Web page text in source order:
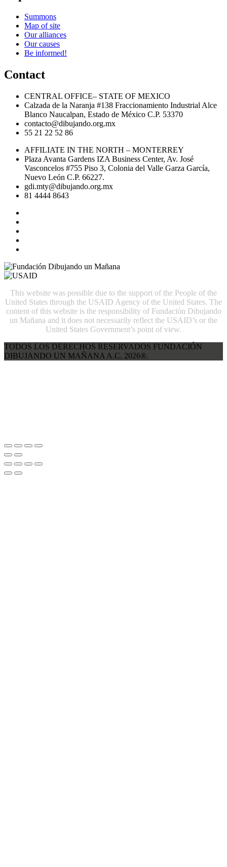
Summons
Map of site
Our alliances
Our causes
Be informed!
Contact
CENTRAL OFFICE– STATE OF MEXICO
Calzada de la Naranja #138 Fraccionamiento Industrial Alce
Blanco Naucalpan, Estado de México C.P. 53370
contacto@dibujando.org.mx
55 21 22 52 86
AFFILIATE IN THE NORTH – MONTERREY
Plaza Avanta Gardens IZA Business Center, Av. José
Vasconcelos #755 Piso 3, Colonia del Valle Garza García,
Nuevo León C.P. 66227.
gdi.mty@dibujando.org.mx
81 4444 8643
This website was possible due to the support of the People of the
United States through the USAID Agency of the United States. The
content of this website is the responsibility of Fundación Dibujando
un Mañana and it does not necessarily reflect the USAID’s or the
United States Government’s point of view.
TODOS LOS DERECHOS RESERVADOS FUNDACIÓN
DIBUJANDO UN MAÑANA A.C. 2026®.